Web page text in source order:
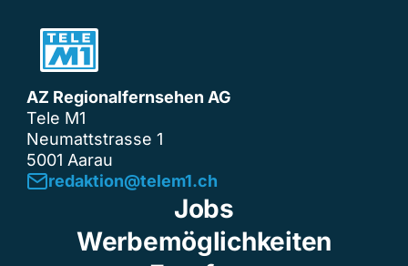
AZ Regionalfernsehen AG
Tele M1
Neumattstrasse 1
5001 Aarau
redaktion@telem1.ch
Jobs
Werbemöglichkeiten